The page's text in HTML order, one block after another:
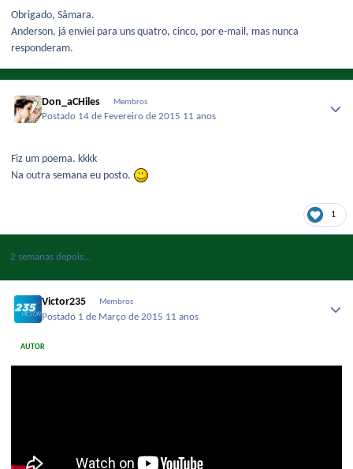
Obrigado, Sâmara.
Anderson, já enviei para uns quatro, cinco, por e-mail, mas nunca
responderam.
Don_aCHiles Membros
Postado 14 de Fevereiro de 2015 11 anos
Fiz um poema. kkkk
Na outra semana eu posto.
1
2 semanas depois...
Victor235 Membros
Postado 1 de Março de 2015 11 anos
AUTOR